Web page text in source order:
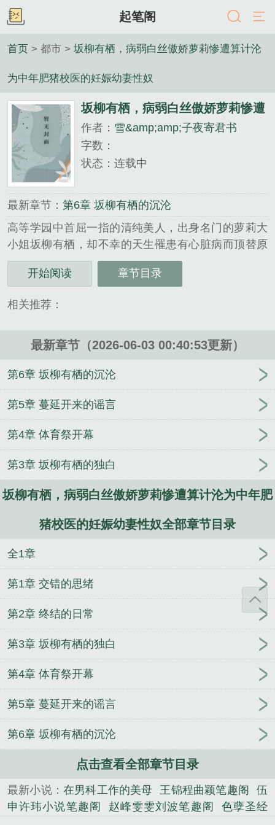
起笔阁
首页 > 都市 > 坂柳有栖，病弱白丝傲娇萝莉惨遭算计沦
为中年肥猪校医的妊娠幼妻性奴
坂柳有栖，病弱白丝傲娇萝莉惨遭
算计沦为中年肥猪校医的妊娠幼妻
性奴
作者： 雪&amp;amp;子夜寄君书
字数：
状态：连载中
最新章节： 第6章 坂柳有栖的沉沦
高等学园中首屈一指的清纯美人，出身名门的萝莉大
小姐坂柳有栖，却不幸的天生罹患有心脏病而顶替原
来的医师来对她诊疗的是看起来就油腻得令人作呕的
中年肥猪，背后的真相是楚楚可怜孤高聪颖的银发萝
《坂柳有栖，病弱白丝傲娇萝莉惨遭算计沦为中年肥
精心创作的都市类小说。
开始阅读 章节目录
相关推荐：
最新章节（2026-06-03 00:40:53更新）
第6章 坂柳有栖的沉沦
第5章 蔓延开来的谣言
第4章 体育祭开幕
第3章 坂柳有栖的独白
坂柳有栖，病弱白丝傲娇萝莉惨遭算计沦为中年肥
猪校医的妊娠幼妻性奴全部章节目录
全1章
第1章 交错的思绪
第2章 终结的日常
第3章 坂柳有栖的独白
第4章 体育祭开幕
第5章 蔓延开来的谣言
第6章 坂柳有栖的沉沦
点击查看全部章节目录
最新小说： 在男科工作的美母 王锦程曲颖笔趣阁
伍
申许玮小说笔趣阁
赵峰雯雯刘波笔趣阁
色孽圣经